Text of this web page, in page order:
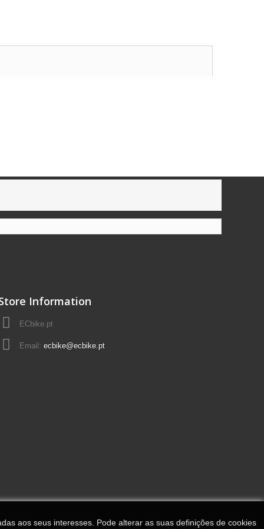
Information
ECbike.pt
Email: ecbike@ecbike.pt
aos seus interesses. Pode alterar as suas definições de cookies